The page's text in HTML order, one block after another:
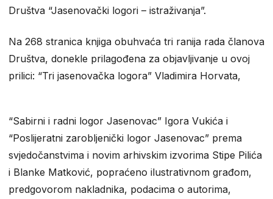
Društva “Jasenovački logori – istraživanja”.
Na 268 stranica knjiga obuhvaća tri ranija rada članova
Društva, donekle prilagođena za objavljivanje u ovoj
prilici: “Tri jasenovačka logora” Vladimira Horvata,
“Sabirni i radni logor Jasenovac” Igora Vukića i
“Poslijeratni zarobljenički logor Jasenovac” prema
svjedočanstvima i novim arhivskim izvorima Stipe Pilića
i Blanke Matković, popraćeno ilustrativnom građom,
predgovorom nakladnika, podacima o autorima,